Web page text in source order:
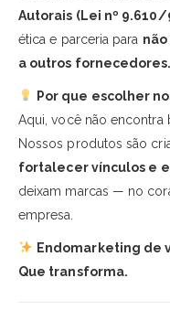
Autorais (Lei nº 9.610/
ética e parceria para
a outros fornecedores.
Por que escolher
Aqui, você não
Nossos produtos são
fortalecer vínculos e
deixam marcas — no
empresa.
Endomarketing de
Que transforma.